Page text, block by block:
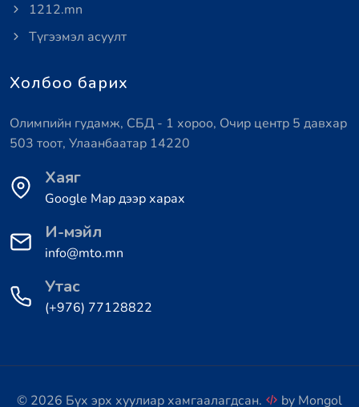
1212.mn
Түгээмэл асуулт
Холбоо барих
Олимпийн гудамж, СБД - 1 хороо, Очир центр 5 давхар
503 тоот, Улаанбаатар 14220
Хаяг
Google Map дээр харах
И-мэйл
info@mto.mn
Утас
(+976) 77128822
© 2026 Бүх эрх хуулиар хамгаалагдсан. by Mongol